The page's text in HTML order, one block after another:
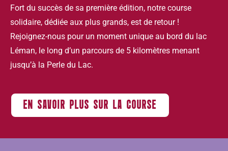
Fort du succès de sa première édition, notre course
solidaire, dédiée aux plus grands, est de retour !
Rejoignez-nous pour un moment unique au bord du lac
Léman, le long d’un parcours de 5 kilomètres menant
jusqu’à la Perle du Lac.
EN SAVOIR PLUS SUR LA COURSE